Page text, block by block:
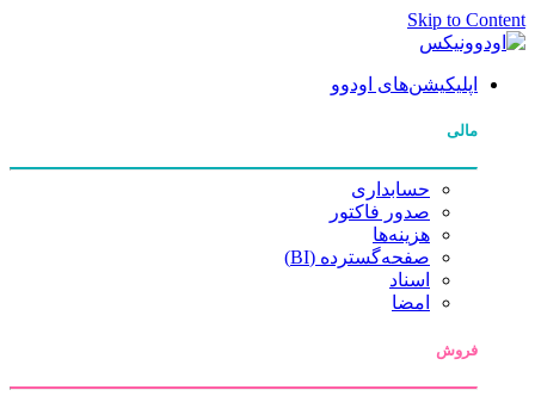
Skip to Content
اپلیکیشن‌های اودوو
مالی
حسابداری
صدور فاکتور
هزینه‌ها
صفحه‌گسترده (BI)
اسناد
امضا
فروش